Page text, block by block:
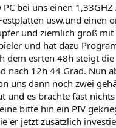
bei uns einen
usw.und
und ziemlich groß
und hat dazu
dem esrten 48h steigt
nach 12h 44 Grad. Nun
uns dann noch zwei
und es brachte fast
bitte hin ein PIV
er jetzt zusätzlich